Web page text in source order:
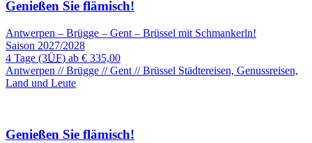
Genießen Sie flämisch!
Antwerpen – Brügge – Gent – Brüssel mit Schmankerln!
Saison 2027/2028
4 Tage (3ÜF) ab € 335,00
Antwerpen // Brügge // Gent // Brüssel Städtereisen, Genussreisen,
Land und Leute
Genießen Sie flämisch!